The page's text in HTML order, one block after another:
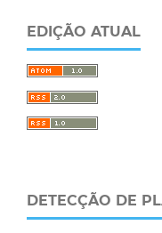
EDIÇÃO ATUAL
DETECÇÃO DE